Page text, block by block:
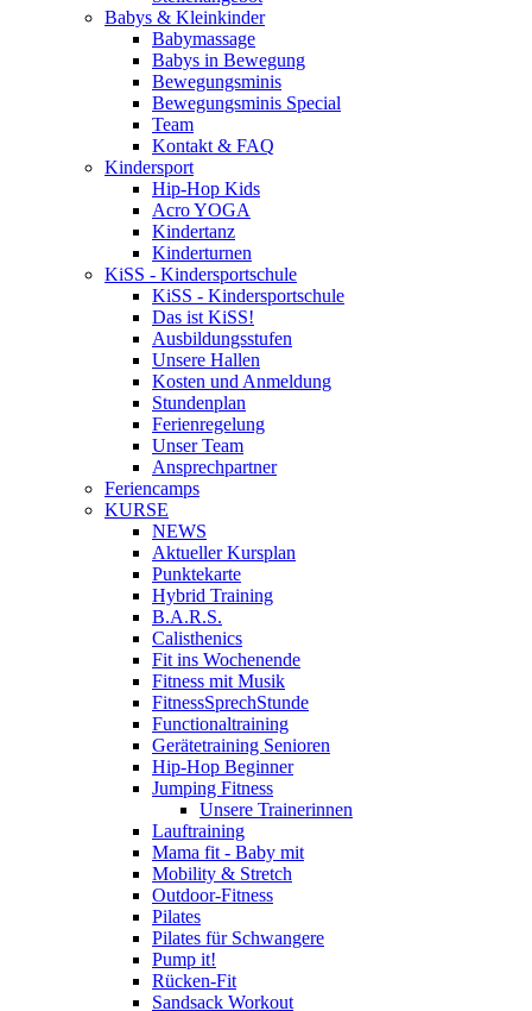
Babys & Kleinkinder
Babymassage
Babys in Bewegung
Bewegungsminis
Bewegungsminis Special
Team
Kontakt & FAQ
Kindersport
Hip-Hop Kids
Acro YOGA
Kindertanz
Kinderturnen
KiSS - Kindersportschule
KiSS - Kindersportschule
Das ist KiSS!
Ausbildungsstufen
Unsere Hallen
Kosten und Anmeldung
Stundenplan
Ferienregelung
Unser Team
Ansprechpartner
Feriencamps
KURSE
NEWS
Aktueller Kursplan
Punktekarte
Hybrid Training
B.A.R.S.
Calisthenics
Fit ins Wochenende
Fitness mit Musik
FitnessSprechStunde
Functionaltraining
Gerätetraining Senioren
Hip-Hop Beginner
Jumping Fitness
Unsere Trainerinnen
Lauftraining
Mama fit - Baby mit
Mobility & Stretch
Outdoor-Fitness
Pilates
Pilates für Schwangere
Pump it!
Rücken-Fit
Sandsack Workout